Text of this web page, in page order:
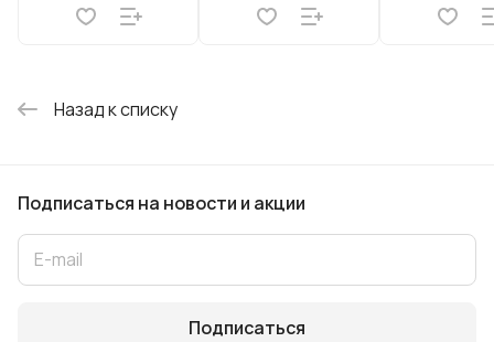
Назад к списку
Подписаться на новости и акции
Подписаться